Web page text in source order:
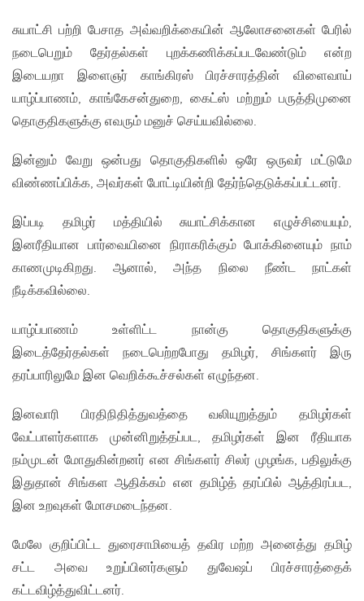
சுயாட்சி பற்றி பேசாத அவ்வறிக்கையின் ஆலோசனைகள் பேரில்
நடைபெறும் தேர்தல்கள் புறக்கணிக்கப்படவேண்டும் என்ற
இடையறா இளைஞர் காங்கிரஸ் பிரச்சாரத்தின் விளைவாய்
யாழ்ப்பாணம், காங்கேசன்துறை, கைட்ஸ் மற்றும் பருத்திமுனை
தொகுதிகளுக்கு எவரும் மனுச் செய்யவில்லை.
இன்னும் வேறு ஒன்பது தொகுதிகளில் ஒரே ஒருவர் மட்டுமே
விண்ணப்பிக்க, அவர்கள் போட்டியின்றி தேர்ந்தெடுக்கப்பட்டனர்.
இப்படி தமிழர் மத்தியில் சுயாட்சிக்கான எழுச்சியையும்,
இனரீதியான பார்வையினை நிராகரிக்கும் போக்கினையும் நாம்
காணமுடிகிறது. ஆனால், அந்த நிலை நீண்ட நாட்கள்
நீடிக்கவில்லை.
யாழ்ப்பாணம் உள்ளிட்ட நான்கு தொகுதிகளுக்கு
இடைத்தேர்தல்கள் நடைபெற்றபோது தமிழர், சிங்களர் இரு
தரப்பாரிலுமே இன வெறிக்கூச்சல்கள் எழுந்தன.
இனவாரி பிரதிநிதித்துவத்தை வலியுறுத்தும் தமிழர்கள்
வேட்பாளர்களாக முன்னிறுத்தப்பட, தமிழர்கள் இன ரீதியாக
நம்முடன் மோதுகின்றனர் என சிங்களர் சிலர் முழங்க, பதிலுக்கு
இதுதான் சிங்கள ஆதிக்கம் என தமிழ்த் தரப்பில் ஆத்திரப்பட,
இன உறவுகள் மோசமடைந்தன.
மேலே குறிப்பிட்ட துரைசாமியைத் தவிர மற்ற அனைத்து தமிழ்
சட்ட அவை உறுப்பினர்களும் துவேஷப் பிரச்சாரத்தைக்
கட்டவிழ்த்துவிட்டனர்.